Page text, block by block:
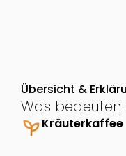
Übersicht &
Was bedeuten
psychiatryKräuterkaffee